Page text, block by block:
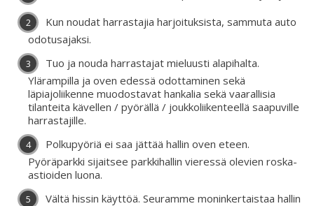
Kun noudat harrastajia harjoituksista, sammuta auto
odotusajaksi.
Tuo ja nouda harrastajat mieluusti alapihalta.
Ylärampilla ja oven edessä odottaminen sekä
läpiajoliikenne muodostavat hankalia sekä vaarallisia
tilanteita kävellen / pyörällä / joukkoliikenteellä saapuville
harrastajille.
Polkupyöriä ei saa jättää hallin oven eteen.
Pyöräparkki sijaitsee parkkihallin vieressä olevien roska-
astioiden luona.
Vältä hissin käyttöä. Seuramme moninkertaistaa hallin